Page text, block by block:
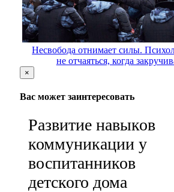
Несвобода отнимает силы.
не отчаяться, когда
×
Вас может заинтересовать
Развитие навыков
коммуникации у
воспитанников
детского дома